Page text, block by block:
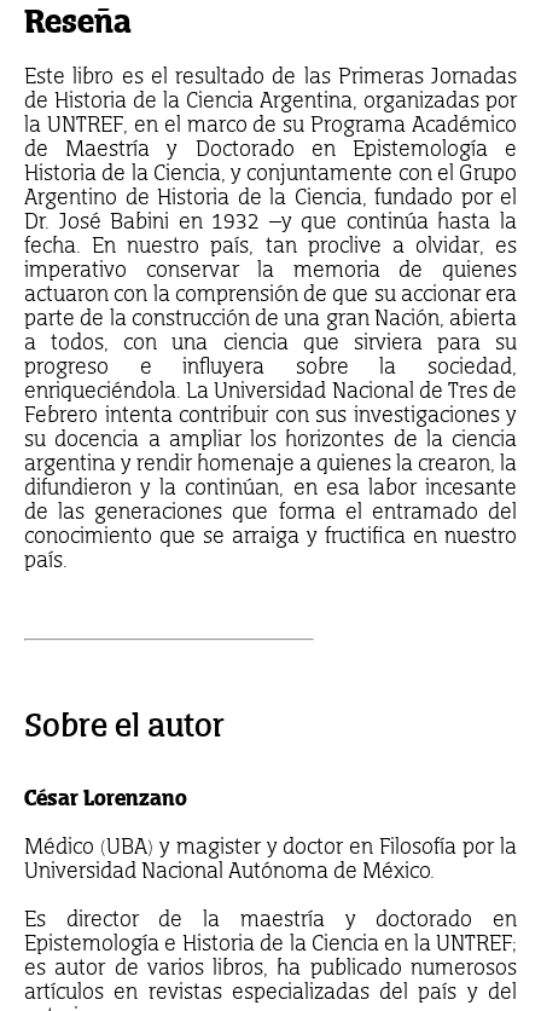
Reseña
Este libro es el resultado de las Primeras Jornadas
de Historia de la Ciencia Argentina, organizadas por
la UNTREF, en el marco de su Programa Académico
de Maestría y Doctorado en Epistemología e
Historia de la Ciencia, y conjuntamente con el Grupo
Argentino de Historia de la Ciencia, fundado por el
Dr. José Babini en 1932 –y que continúa hasta la
fecha. En nuestro país, tan proclive a olvidar, es
imperativo conservar la memoria de quienes
actuaron con la comprensión de que su accionar era
parte de la construcción de una gran Nación, abierta
a todos, con una ciencia que sirviera para su
progreso e influyera sobre la sociedad,
enriqueciéndola. La Universidad Nacional de Tres de
Febrero intenta contribuir con sus investigaciones y
su docencia a ampliar los horizontes de la ciencia
argentina y rendir homenaje a quienes la crearon, la
difundieron y la continúan, en esa labor incesante
de las generaciones que forma el entramado del
conocimiento que se arraiga y fructifica en nuestro
país.
Sobre el autor
César Lorenzano
Médico (UBA) y magister y doctor en Filosofía por la
Universidad Nacional Autónoma de México.
Es director de la maestría y doctorado en
Epistemología e Historia de la Ciencia en la UNTREF;
es autor de varios libros, ha publicado numerosos
artículos en revistas especializadas del país y del